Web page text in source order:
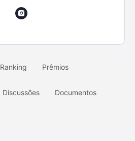
Ranking Prêmios
Discussões Documentos